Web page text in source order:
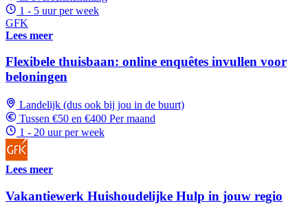
1 - 5 uur per week
GFK
Lees meer
Flexibele thuisbaan: online enquêtes invullen voor
beloningen
Landelijk (dus ook bij jou in de buurt)
Tussen €50 en €400 Per maand
1 - 20 uur per week
Lees meer
Vakantiewerk Huishoudelijke Hulp in jouw regio